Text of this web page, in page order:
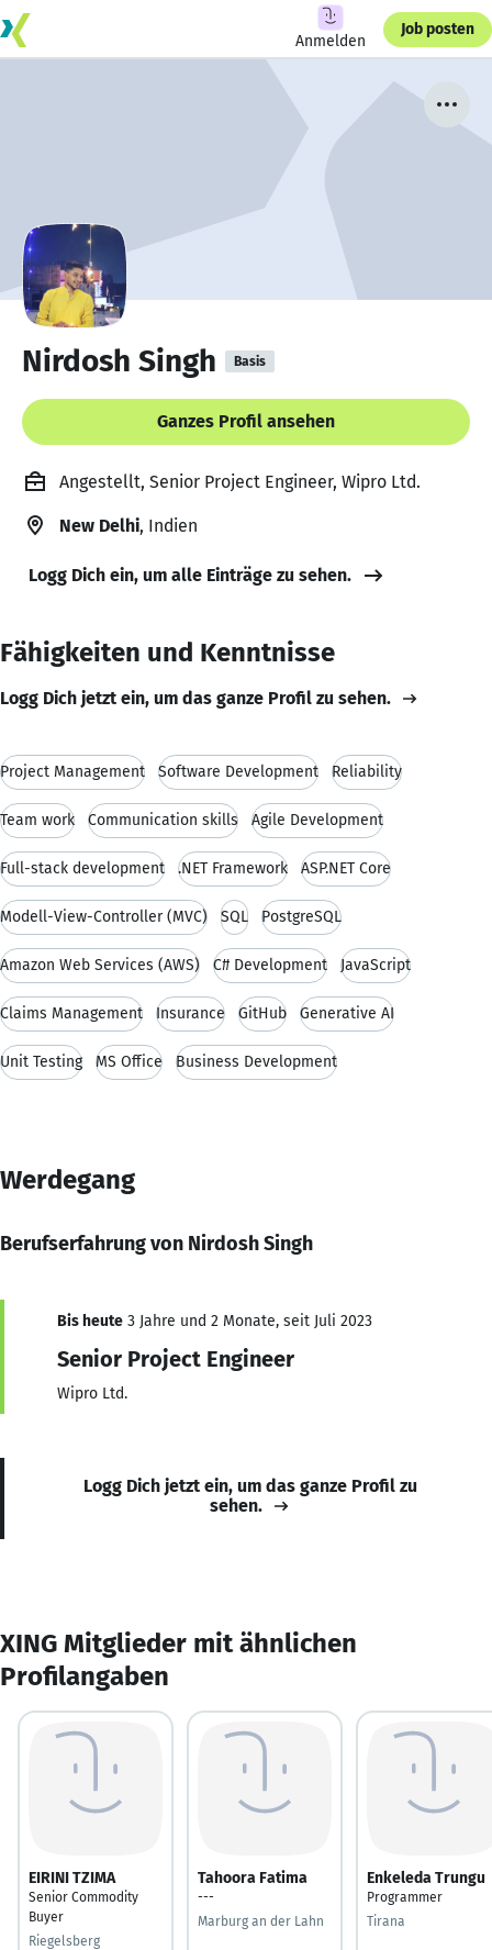
Anmelden
Job posten
Nirdosh Singh Basis
Ganzes Profil ansehen
Angestellt, Senior Project Engineer, Wipro Ltd.
New Delhi, Indien
Logg Dich ein, um alle Einträge zu sehen.
Fähigkeiten und Kenntnisse
Logg Dich jetzt ein, um das ganze Profil zu sehen.
Project Management Software Development Reliability
Team work Communication skills Agile Development
Full-stack development .NET Framework ASP.NET Core
Modell-View-Controller (MVC) SQL PostgreSQL
Amazon Web Services (AWS) C# Development JavaScript
Claims Management Insurance GitHub Generative AI
Unit Testing MS Office Business Development
Werdegang
Berufserfahrung von Nirdosh Singh
Bis heute 3 Jahre und 2 Monate, seit Juli 2023
Senior Project Engineer
Wipro Ltd.
Logg Dich jetzt ein, um das ganze Profil zu
sehen.
XING Mitglieder mit ähnlichen
Profilangaben
EIRINI TZIMA
Senior Commodity
Buyer
Riegelsberg
Tahoora Fatima
---
Marburg an der Lahn
Enkeleda Trungu
Programmer
Tirana